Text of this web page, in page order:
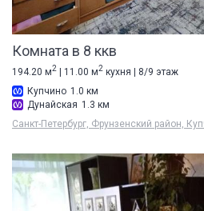
Комната в 8 ккв
194.20 м2 | 11.00 м2 кухня | 8/9 этаж
Купчино 1.0 км
Дунайская 1.3 км
Санкт-Петербург, Фрунзенский район,